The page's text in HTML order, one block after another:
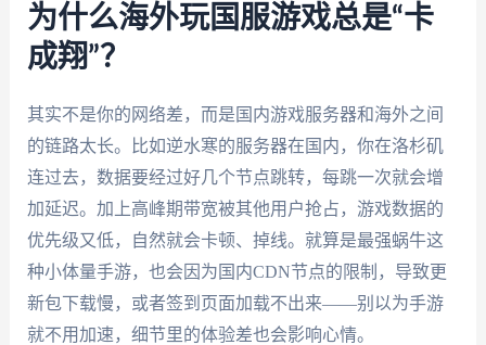
为什么海外玩国服游戏总是“卡
成翔”？
其实不是你的网络差，而是国内游戏服务器和海外之间
的链路太长。比如逆水寒的服务器在国内，你在洛杉矶
连过去，数据要经过好几个节点跳转，每跳一次就会增
加延迟。加上高峰期带宽被其他用户抢占，游戏数据的
优先级又低，自然就会卡顿、掉线。就算是最强蜗牛这
种小体量手游，也会因为国内CDN节点的限制，导致更
新包下载慢，或者签到页面加载不出来——别以为手游
就不用加速，细节里的体验差也会影响心情。